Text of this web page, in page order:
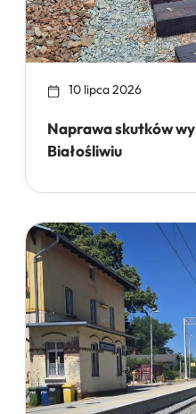
10 lipca 2026
Naprawa skutków
Białośliwiu